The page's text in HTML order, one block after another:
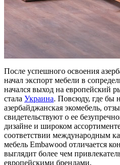
После успешного освоения
начал экспорт мебели в
начался выход на европейский
стала Украина. Повсюду, где бы
азербайджанская экомебель,
свидетельствуют о ее
дизайне и широком
соответствии международным
мебель Embawood отличается
выглядит более чем
европейскими брендами.